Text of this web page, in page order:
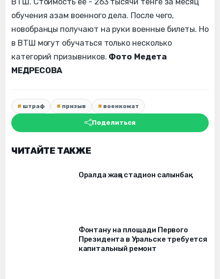
обучения азам военного дела. После чего,
новобранцы получают на руки военные билеты. Но
в ВТШ могут обучаться только несколько
категорий призывников. Фото Медета
МЕДРЕСОВА
штраф призыв военкомат
Поделиться
ЧИТАЙТЕ ТАКЖЕ
Оралда жаңа стадион салынбақ
Фонтану на площади Первого
Президента в Уральске требуется
капитальный ремонт